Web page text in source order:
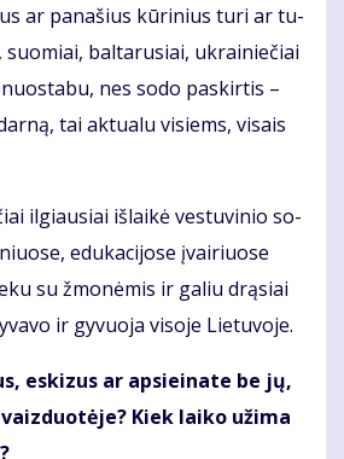
ar pa­na­šius kū­ri­nius tu­ri ar tu­
suo­miai, bal­ta­ru­siai, uk­rai­nie­čiai
nes so­do pa­skir­tis –
tai ak­tu­a­lu vi­siems, vi­sais
il­giau­siai iš­lai­kė ves­tu­vi­nio so­
edu­ka­ci­jo­se įvai­riuo­se
su žmo­nė­mis ir ga­liu drą­siai
ir gy­vuo­ja vi­so­je Lie­tu­vo­je.
es­ki­zus ar ap­si­ei­na­te be jų,
Kiek lai­ko už­ima